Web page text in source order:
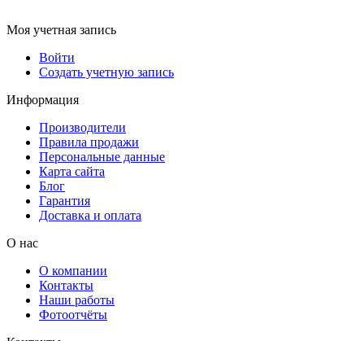
Моя учетная запись
Войти
Создать учетную запись
Информация
Производители
Правила продажи
Персональные данные
Карта сайта
Блог
Гарантия
Доставка и оплата
О нас
О компании
Контакты
Наши работы
Фотоотчёты